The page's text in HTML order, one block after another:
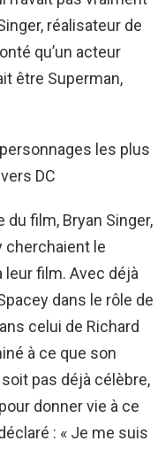
réalisateur de
qu’un acteur
être Superman,
les plus
DC
du film, Bryan Singer,
cherchaient le
leur film. Avec déjà
dans le rôle de
celui de Richard
à ce que son
pas déjà célèbre,
donner vie à ce
: « Je me suis